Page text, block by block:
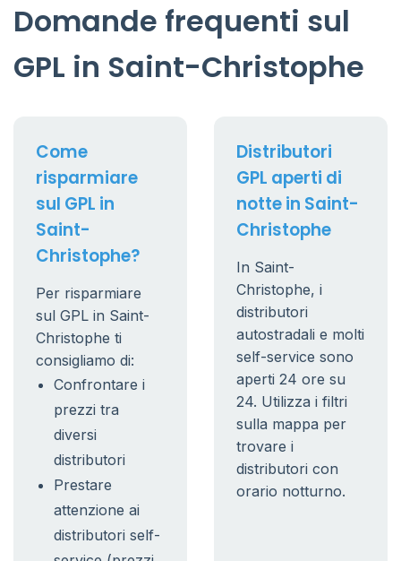
Domande frequenti sul
GPL in Saint-Christophe
Come
risparmiare
sul GPL in
Saint-
Christophe?
Per risparmiare
sul GPL in Saint-
Christophe ti
consigliamo di:
Confrontare i
prezzi tra
diversi
distributori
Prestare
attenzione ai
distributori self-
Distributori
GPL aperti di
notte in Saint-
Christophe
In Saint-
Christophe, i
distributori
autostradali e molti
self-service sono
aperti 24 ore su
24. Utilizza i filtri
sulla mappa per
trovare i
distributori con
orario notturno.